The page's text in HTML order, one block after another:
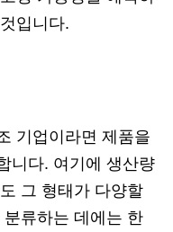
입니다.
기업이라면 제품을
니다. 여기에 생산량
그 형태가 다양할
류하는 데에는 한